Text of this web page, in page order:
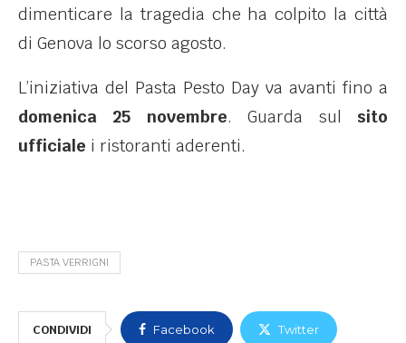
dimenticare la tragedia che ha colpito la città
di Genova lo scorso agosto.
L’iniziativa del Pasta Pesto Day va avanti fino a
domenica 25 novembre. Guarda sul sito
ufficiale i ristoranti aderenti.
PASTA VERRIGNI
CONDIVIDI Facebook Twitter